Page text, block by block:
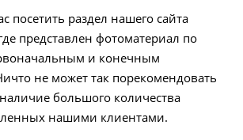
посетить раздел нашего сайта
представлен фотоматериал по
и конечным
не может так порекомендовать
большого количества
нашими клиентами.